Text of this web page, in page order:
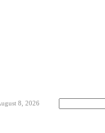
8, 2026